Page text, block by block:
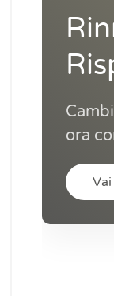
ora